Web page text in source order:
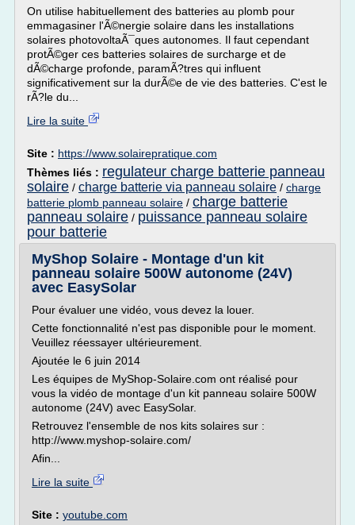
On utilise habituellement des batteries au plomb pour
emmagasiner l'Ã©nergie solaire dans les installations
solaires photovoltaÃ¯ques autonomes. Il faut cependant
protÃ©ger ces batteries solaires de surcharge et de
dÃ©charge profonde, paramÃ?tres qui influent
significativement sur la durÃ©e de vie des batteries. C'est le
rÃ?le du...
Lire la suite
Site : https://www.solairepratique.com
Thèmes liés : regulateur charge batterie panneau
solaire / charge batterie via panneau solaire / charge
batterie plomb panneau solaire / charge batterie
panneau solaire / puissance panneau solaire
pour batterie
MyShop Solaire - Montage d'un kit
panneau solaire 500W autonome (24V)
avec EasySolar
Pour évaluer une vidéo, vous devez la louer.
Cette fonctionnalité n'est pas disponible pour le moment.
Veuillez réessayer ultérieurement.
Ajoutée le 6 juin 2014
Les équipes de MyShop-Solaire.com ont réalisé pour
vous la vidéo de montage d'un kit panneau solaire 500W
autonome (24V) avec EasySolar.
Retrouvez l'ensemble de nos kits solaires sur :
http://www.myshop-solaire.com/
Afin...
Lire la suite
Site : youtube.com